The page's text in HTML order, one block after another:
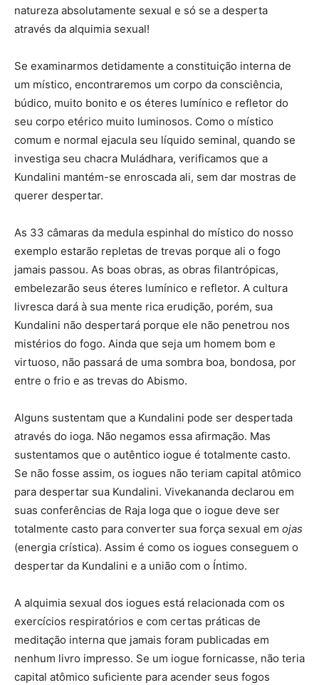
natureza absolutamente sexual e só se a desperta
através da alquimia sexual!
Se examinarmos detidamente a constituição interna de
um místico, encontraremos um corpo da consciência,
búdico, muito bonito e os éteres lumínico e refletor do
seu corpo etérico muito luminosos. Como o místico
comum e normal ejacula seu líquido seminal, quando se
investiga seu chacra Muládhara, verificamos que a
Kundalini mantém-se enroscada ali, sem dar mostras de
querer despertar.
As 33 câmaras da medula espinhal do místico do nosso
exemplo estarão repletas de trevas porque ali o fogo
jamais passou. As boas obras, as obras filantrópicas,
embelezarão seus éteres lumínico e refletor. A cultura
livresca dará à sua mente rica erudição, porém, sua
Kundalini não despertará porque ele não penetrou nos
mistérios do fogo. Ainda que seja um homem bom e
virtuoso, não passará de uma sombra boa, bondosa, por
entre o frio e as trevas do Abismo.
Alguns sustentam que a Kundalini pode ser despertada
através do ioga. Não negamos essa afirmação. Mas
sustentamos que o autêntico iogue é totalmente casto.
Se não fosse assim, os iogues não teriam capital atômico
para despertar sua Kundalini. Vivekananda declarou em
suas conferências de Raja Ioga que o iogue deve ser
totalmente casto para converter sua força sexual em ojas
(energia crística). Assim é como os iogues conseguem o
despertar da Kundalini e a união com o Íntimo.
A alquimia sexual dos iogues está relacionada com os
exercícios respiratórios e com certas práticas de
meditação interna que jamais foram publicadas em
nenhum livro impresso. Se um iogue fornicasse, não teria
capital atômico suficiente para acender seus fogos